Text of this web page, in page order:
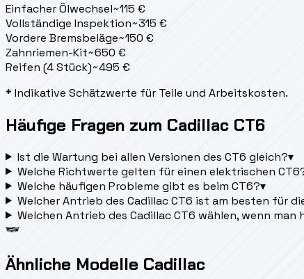
Einfacher Ölwechsel~115 €
Vollständige Inspektion~315 €
Vordere Bremsbeläge~150 €
Zahnriemen-Kit~650 €
Reifen (4 Stück)~495 €
* Indikative Schätzwerte für Teile und Arbeitskosten.
Häufige Fragen zum Cadillac CT6
Ist die Wartung bei allen Versionen des CT6 gleich?▾
Welche Richtwerte gelten für einen elektrischen
Welche häufigen Probleme gibt es beim CT6?▾
Welcher Antrieb des Cadillac CT6 ist am besten für
Welchen Antrieb des Cadillac CT6 wählen, wenn
Ähnliche Modelle Cadillac